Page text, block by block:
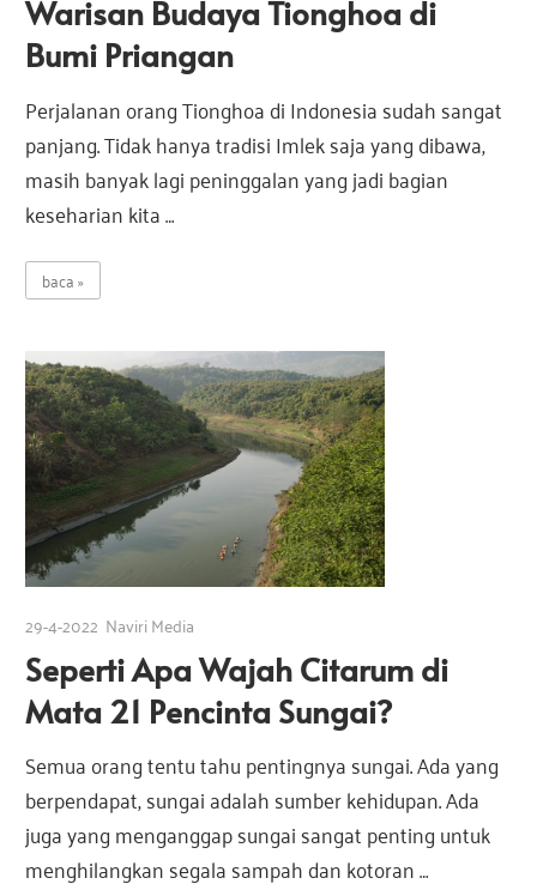
s
i
I
d
o
n
e
s
i
a
a
s
i
I
n
d
o
n
s
i
Warisan Budaya Tionghoa di
Bumi Priangan
Perjalanan orang Tionghoa di Indonesia sudah sangat
panjang. Tidak hanya tradisi Imlek saja yang dibawa,
masih banyak lagi peninggalan yang jadi bagian
keseharian kita …
baca
29-4-2022 Naviri Media
Seperti Apa Wajah Citarum di
Mata 21 Pencinta Sungai?
Semua orang tentu tahu pentingnya sungai. Ada yang
berpendapat, sungai adalah sumber kehidupan. Ada
juga yang menganggap sungai sangat penting untuk
menghilangkan segala sampah dan kotoran …